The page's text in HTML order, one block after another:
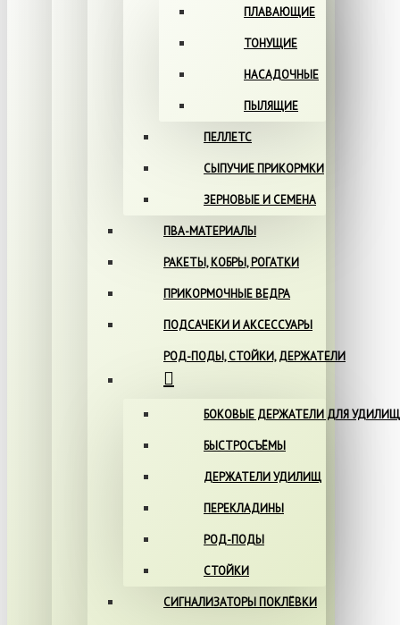
ПЛАВАЮЩИЕ
ТОНУЩИЕ
НАСАДОЧНЫЕ
ПЫЛЯЩИЕ
ПЕЛЛЕТС
СЫПУЧИЕ ПРИКОРМКИ
ЗЕРНОВЫЕ И СЕМЕНА
ПВА-МАТЕРИАЛЫ
РАКЕТЫ, КОБРЫ, РОГАТКИ
ПРИКОРМОЧНЫЕ ВЕДРА
ПОДСАЧЕКИ И АКСЕССУАРЫ
РОД-ПОДЫ, СТОЙКИ, ДЕРЖАТЕЛИ
БОКОВЫЕ ДЕРЖАТЕЛИ ДЛЯ УДИЛИЩ
БЫСТРОСЪЁМЫ
ДЕРЖАТЕЛИ УДИЛИЩ
ПЕРЕКЛАДИНЫ
РОД-ПОДЫ
СТОЙКИ
СИГНАЛИЗАТОРЫ ПОКЛЁВКИ